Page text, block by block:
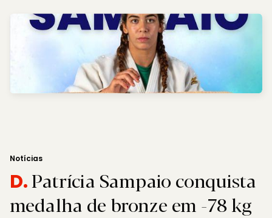
Notícias
D.Patrícia Sampaio conquista
medalha de bronze em -78 kg